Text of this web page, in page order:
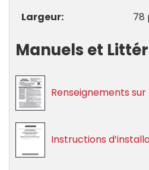
Largeur 78
Manuels et
Renseignements
Instructions